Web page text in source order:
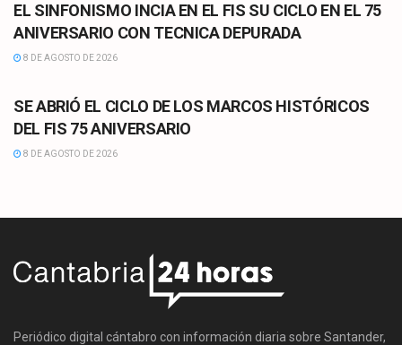
EL SINFONISMO INCIA EN EL FIS SU CICLO EN EL 75
ANIVERSARIO CON TECNICA DEPURADA
8 DE AGOSTO DE 2026
SE ABRIÓ EL CICLO DE LOS MARCOS HISTÓRICOS
DEL FIS 75 ANIVERSARIO
8 DE AGOSTO DE 2026
Periódico digital cántabro con información diaria sobre Santander,